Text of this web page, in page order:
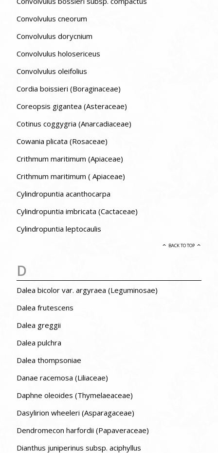
Convolvulus cneorum
Convolvulus dorycnium
Convolvulus holosericeus
Convolvulus oleifolius
Cordia boissieri (Boraginaceae)
Coreopsis gigantea (Asteraceae)
Cotinus coggygria (Anarcadiaceae)
Cowania plicata (Rosaceae)
Crithmum maritimum (Apiaceae)
Crithmum maritimum ( Apiaceae)
Cylindropuntia acanthocarpa
Cylindropuntia imbricata (Cactaceae)
Cylindropuntia leptocaulis
BACK TO TOP
D
Dalea bicolor var. argyraea (Leguminosae)
Dalea frutescens
Dalea greggii
Dalea pulchra
Dalea thompsoniae
Danae racemosa (Liliaceae)
Daphne oleoides (Thymelaeaceae)
Dasylirion wheeleri (Asparagaceae)
Dendromecon harfordii (Papaveraceae)
Dianthus juniperinus subsp. aciphyllus